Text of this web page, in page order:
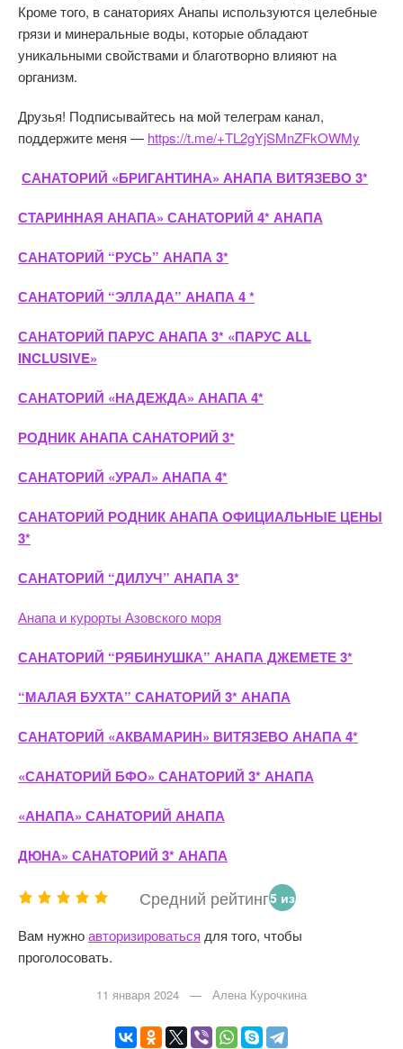
Кроме того, в санаториях Анапы используются целебные
грязи и минеральные воды, которые обладают
уникальными свойствами и благотворно влияют на
организм.
Друзья! Подписывайтесь на мой телеграм канал,
поддержите меня — https://t.me/+TL2gYjSMnZFkOWMy
САНАТОРИЙ «БРИГАНТИНА» АНАПА ВИТЯЗЕВО 3*
СТАРИННАЯ АНАПА» САНАТОРИЙ 4* АНАПА
САНАТОРИЙ “РУСЬ” АНАПА 3*
САНАТОРИЙ “ЭЛЛАДА” АНАПА 4 *
САНАТОРИЙ ПАРУС АНАПА 3* «ПАРУС ALL
INCLUSIVE»
САНАТОРИЙ «НАДЕЖДА» АНАПА 4*
РОДНИК АНАПА САНАТОРИЙ 3*
САНАТОРИЙ «УРАЛ» АНАПА 4*
САНАТОРИЙ РОДНИК АНАПА ОФИЦИАЛЬНЫЕ ЦЕНЫ
3*
САНАТОРИЙ “ДИЛУЧ” АНАПА 3*
Анапа и курорты Азовского моря
САНАТОРИЙ “РЯБИНУШКА” АНАПА ДЖЕМЕТЕ 3*
“МАЛАЯ БУХТА” САНАТОРИЙ 3* АНАПА
САНАТОРИЙ «АКВАМАРИН» ВИТЯЗЕВО АНАПА 4*
«САНАТОРИЙ БФО» САНАТОРИЙ 3* АНАПА
«АНАПА» САНАТОРИЙ АНАПА
ДЮНА» САНАТОРИЙ 3* АНАПА
Средний рейтинг5 из
гол
Вам нужноавторизироваться для того, чтобы
проголосовать.
11 января 2024 — Алена Курочкина